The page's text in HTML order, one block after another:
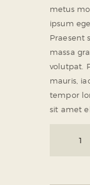
metus
ipsum
Praesent
massa
volutpat.
mauris,
tempor
sit amet